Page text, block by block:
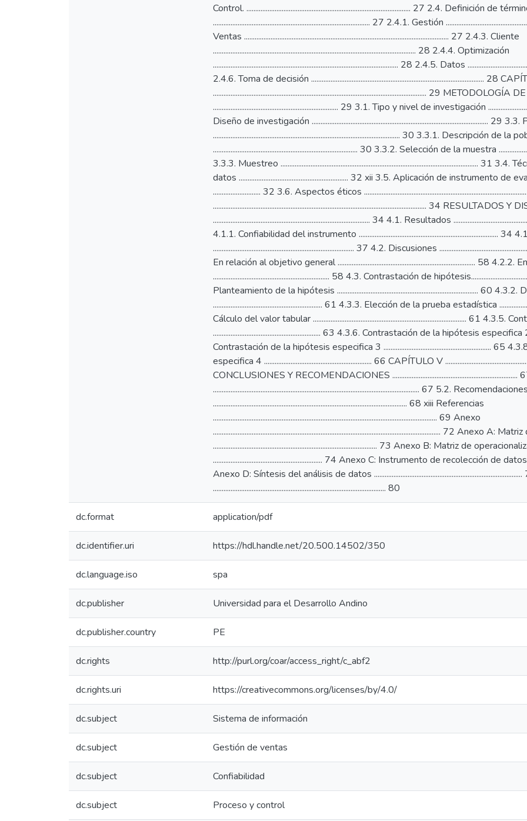
dc.format application/pdf
dc.identifier.uri https://hdl.handle.net/20.500.14502/350
dc.language.iso spa
dc.publisher Universidad para el Desarrollo Andino
dc.publisher.country PE
dc.rights http://purl.org/coar/access_right/c_abf2
dc.rights.uri https://creativecommons.org/licenses/by/4.0/
dc.subject Sistema de información
dc.subject Gestión de ventas
dc.subject Confiabilidad
dc.subject Proceso y control